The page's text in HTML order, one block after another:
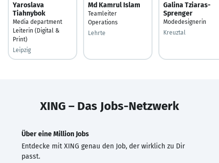
Yaroslava
Tiahnybok
Media department
Leiterin (Digital &
Print)
Leipzig
Md Kamrul Islam
Teamleiter
Operations
Lehrte
Galina Tziaras-
Sprenger
Modedesignerin
Kreuztal
XING – Das Jobs-Netzwerk
Über eine Million Jobs
Entdecke mit XING genau den Job, der wirklich zu Dir
passt.